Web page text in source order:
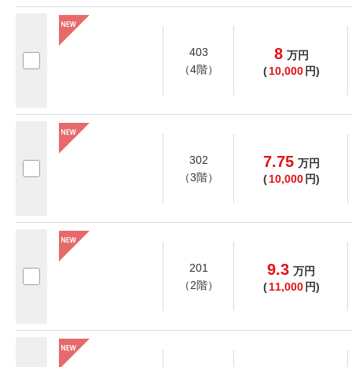
403
（4階）
8 万円
( 10,000 円)
302
（3階）
7.75 万円
( 10,000 円)
201
（2階）
9.3 万円
( 11,000 円)